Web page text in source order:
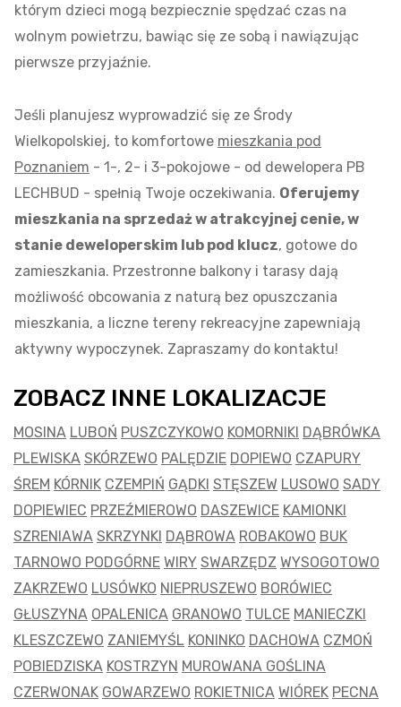
którym dzieci mogą bezpiecznie spędzać czas na
wolnym powietrzu, bawiąc się ze sobą i nawiązując
pierwsze przyjaźnie.
Jeśli planujesz wyprowadzić się ze Środy
Wielkopolskiej, to komfortowe mieszkania pod
Poznaniem - 1-, 2- i 3-pokojowe - od dewelopera PB
LECHBUD - spełnią Twoje oczekiwania. Oferujemy
mieszkania na sprzedaż w atrakcyjnej cenie, w
stanie deweloperskim lub pod klucz, gotowe do
zamieszkania. Przestronne balkony i tarasy dają
możliwość obcowania z naturą bez opuszczania
mieszkania, a liczne tereny rekreacyjne zapewniają
aktywny wypoczynek. Zapraszamy do kontaktu!
ZOBACZ INNE LOKALIZACJE
MOSINA LUBOŃ PUSZCZYKOWO KOMORNIKI DĄBRÓWKA
PLEWISKA SKÓRZEWO PALĘDZIE DOPIEWO CZAPURY
ŚREM KÓRNIK CZEMPIŃ GĄDKI STĘSZEW LUSOWO SADY
DOPIEWIEC PRZEŹMIEROWO DASZEWICE KAMIONKI
SZRENIAWA SKRZYNKI DĄBROWA ROBAKOWO BUK
TARNOWO PODGÓRNE WIRY SWARZĘDZ WYSOGOTOWO
ZAKRZEWO LUSÓWKO NIEPRUSZEWO BORÓWIEC
GŁUSZYNA OPALENICA GRANOWO TULCE MANIECZKI
KLESZCZEWO ZANIEMYŚL KONINKO DACHOWA CZMOŃ
POBIEDZISKA KOSTRZYN MUROWANA GOŚLINA
CZERWONAK GOWARZEWO ROKIETNICA WIÓREK PECNA